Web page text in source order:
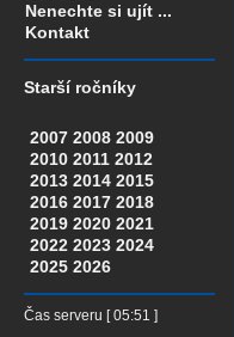
Nenechte si ujít ...
Kontakt
Starší ročníky
2007 2008 2009
2010 2011 2012
2013 2014 2015
2016 2017 2018
2019 2020 2021
2022 2023 2024
2025 2026
Čas serveru [ 05:51 ]